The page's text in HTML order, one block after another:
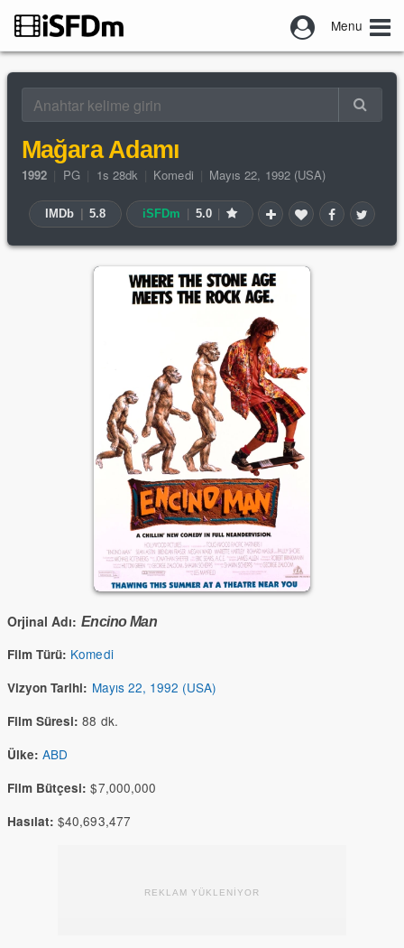
Menu
Mağara Adamı
1992 PG 1s 28dk Komedi Mayıs 22, 1992 (USA)
IMDb 5.8 iSFDm 5.0
Orjinal Adı: Encino Man
Film Türü: Komedi
Vizyon Tarihi: Mayıs 22, 1992 (USA)
Film Süresi: 88 dk.
Ülke: ABD
Film Bütçesi: $7,000,000
Hasılat: $40,693,477
REKLAM YÜKLENİYOR